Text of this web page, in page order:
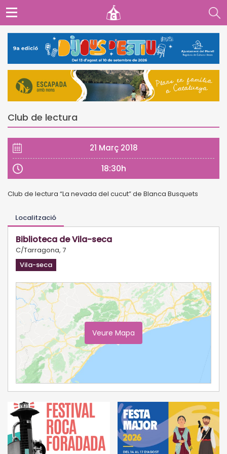
Club de lectura
21 Març 2018
18:30h
Club de lectura “La nevada del cucut” de Blanca Busquets
Localització
Biblioteca de Vila-seca
C/Tarragona, 7
Vila-seca
Veure Mapa